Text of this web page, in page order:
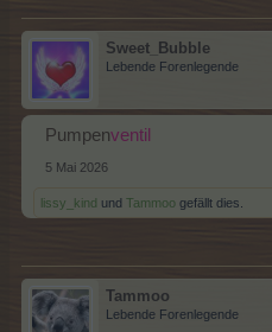
Sweet_Bubble
Lebende Forenlegende
Pumpenventil
5 Mai 2026
lissy_kind und Tammoo gefällt dies.
Tammoo
Lebende Forenlegende